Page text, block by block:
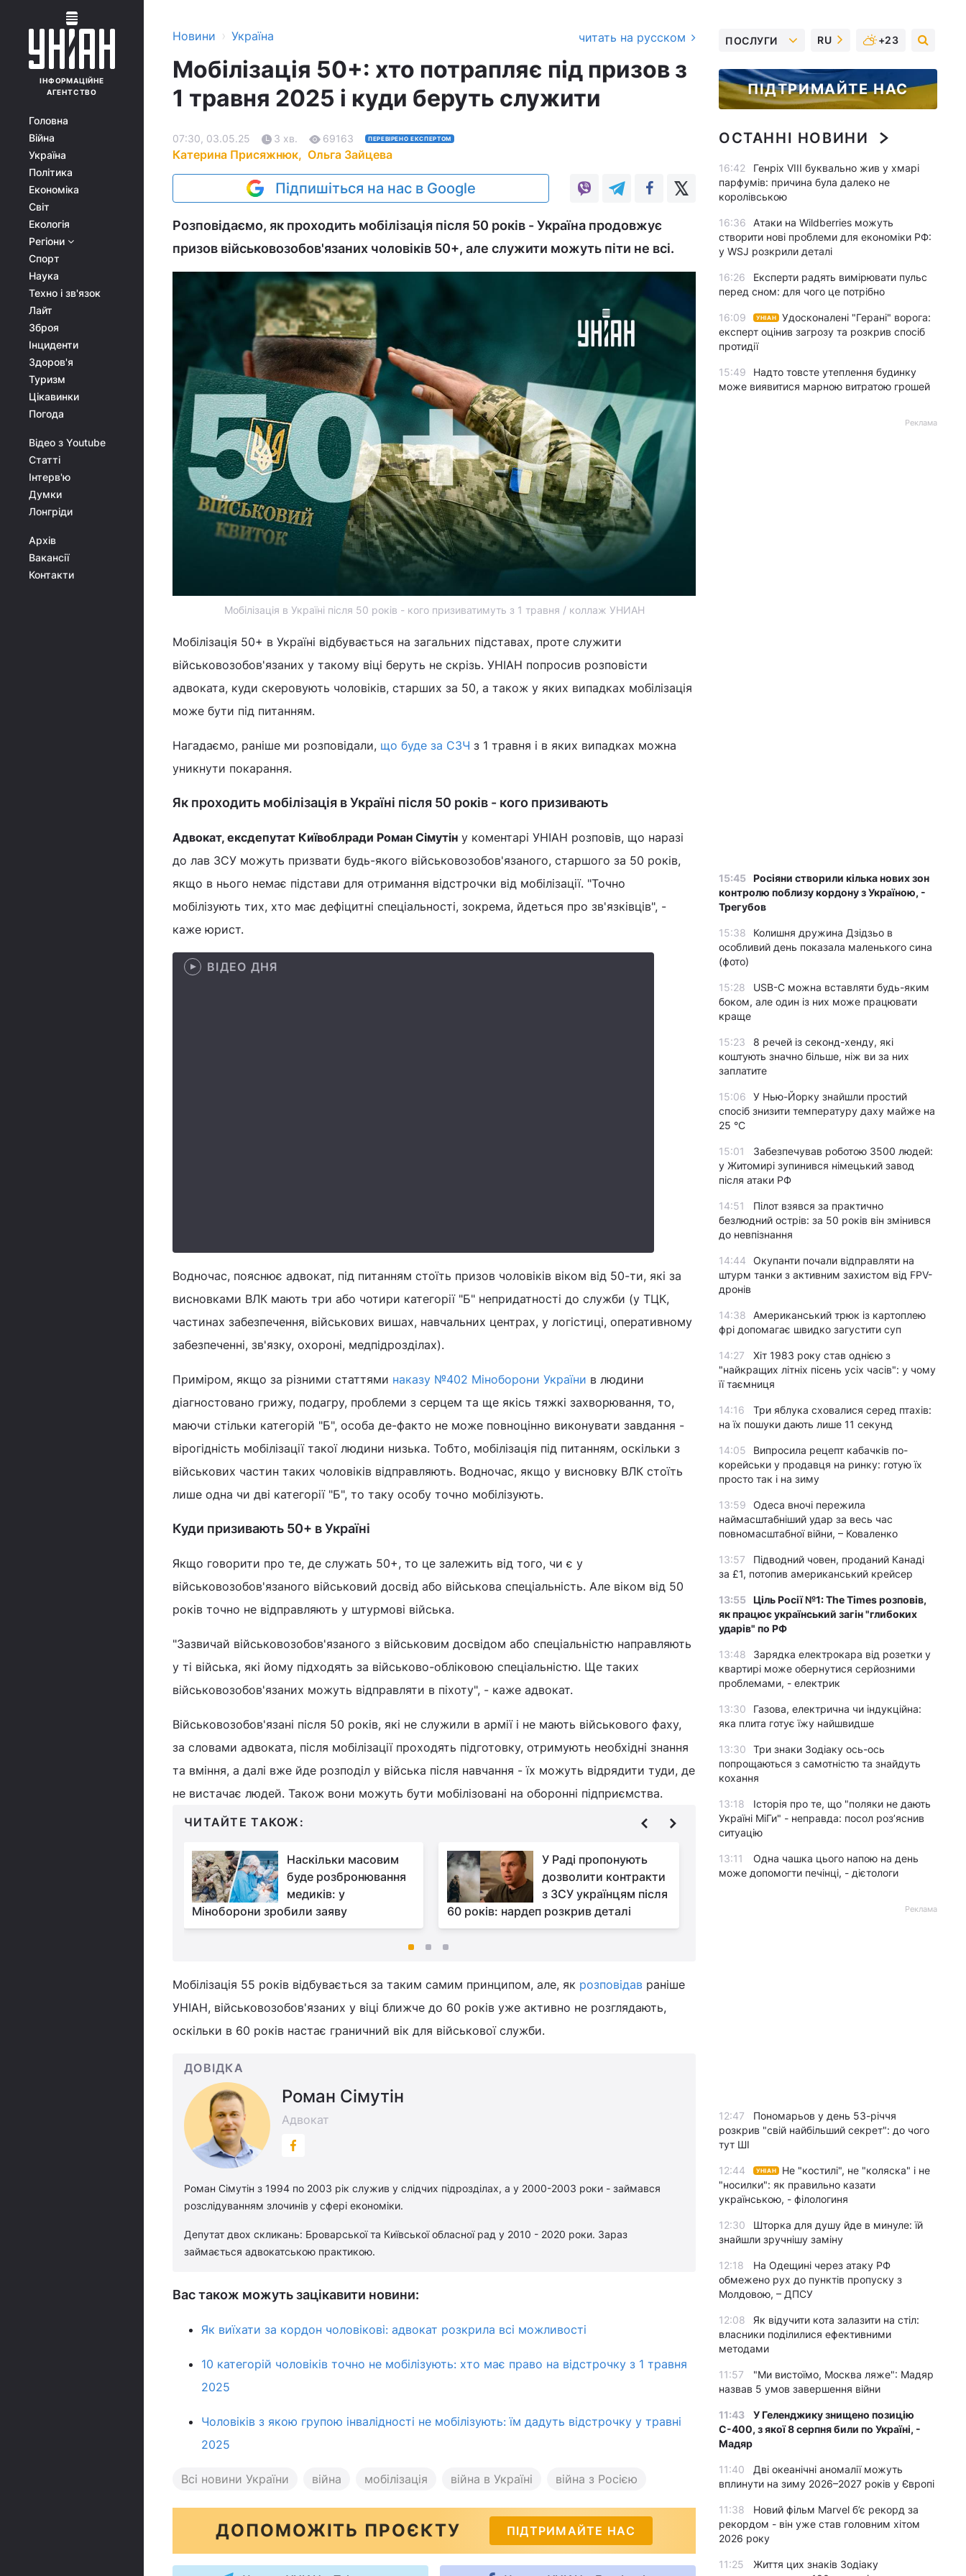
ІНФОРМАЦІЙНЕ
АГЕНТСТВО
Головна
Війна
Україна
Політика
Економіка
Світ
Екологія
Регіони
Спорт
Наука
Техно і зв'язок
Лайт
Зброя
Інциденти
Здоров'я
Туризм
Цікавинки
Погода
Відео з Youtube
Статті
Інтерв'ю
Думки
Лонгріди
Архів
Вакансії
Контакти
Новини › Україна читать на русском
Мобілізація 50+: хто потрапляє під призов з
1 травня 2025 і куди беруть служити
Катерина Присяжнюк, Ольга Зайцева
07:30, 03.05.25 3 хв. 69163 ПЕРЕВІРЕНО ЕКСПЕРТОМ
Підпишіться на нас в Google
Розповідаємо, як проходить мобілізація після 50 років - Україна продовжує
призов військовозобов'язаних чоловіків 50+, але служити можуть піти не всі.
Мобілізація в Україні після 50 років - кого призиватимуть з 1 травня / коллаж УНИАН
Мобілізація 50+ в Україні відбувається на загальних підставах, проте служити
військовозобов'язаних у такому віці беруть не скрізь. УНІАН попросив розповісти
адвоката, куди скеровують чоловіків, старших за 50, а також у яких випадках мобілізація
може бути під питанням.
Нагадаємо, раніше ми розповідали, що буде за СЗЧ з 1 травня і в яких випадках можна
уникнути покарання.
Як проходить мобілізація в Україні після 50 років - кого призивають
Адвокат, ексдепутат Київоблради Роман Сімутін у коментарі УНІАН розповів, що наразі
до лав ЗСУ можуть призвати будь-якого військовозобов'язаного, старшого за 50 років,
якщо в нього немає підстави для отримання відстрочки від мобілізації. "Точно
мобілізують тих, хто має дефіцитні спеціальності, зокрема, йдеться про зв'язківців", -
каже юрист.
ВІДЕО ДНЯ
Водночас, пояснює адвокат, під питанням стоїть призов чоловіків віком від 50-ти, які за
висновками ВЛК мають три або чотири категорії "Б" непридатності до служби (у ТЦК,
частинах забезпечення, військових вишах, навчальних центрах, у логістиці, оперативному
забезпеченні, зв'язку, охороні, медпідрозділах).
Приміром, якщо за різними статтями наказу №402 Міноборони України в людини
діагностовано грижу, подагру, проблеми з серцем та ще якісь тяжкі захворювання, то,
маючи стільки категорій "Б", особа де-факто не може повноцінно виконувати завдання -
вірогідність мобілізації такої людини низька. Тобто, мобілізація під питанням, оскільки з
військових частин таких чоловіків відправляють. Водночас, якщо у висновку ВЛК стоїть
лише одна чи дві категорії "Б", то таку особу точно мобілізують.
Куди призивають 50+ в Україні
Якщо говорити про те, де служать 50+, то це залежить від того, чи є у
військовозобов'язаного військовий досвід або військова спеціальність. Але віком від 50
років точно не відправляють у штурмові війська.
"Зазвичай військовозобов'язаного з військовим досвідом або спеціальністю направляють
у ті війська, які йому підходять за військово-обліковою спеціальністю. Ще таких
військовозобов'язаних можуть відправляти в піхоту", - каже адвокат.
Військовозобов'язані після 50 років, які не служили в армії і не мають військового фаху,
за словами адвоката, після мобілізації проходять підготовку, отримують необхідні знання
та вміння, а далі вже йде розподіл у війська після навчання - їх можуть відрядити туди, де
не вистачає людей. Також вони можуть бути мобілізовані на оборонні підприємства.
ЧИТАЙТЕ ТАКОЖ:
Наскільки масовим
буде розбронювання
медиків: у
Міноборони зробили заяву
У Раді пропонують
дозволити контракти
з ЗСУ українцям після
60 років: нардеп розкрив деталі
В Україні продовжили
термін добровільного
Мобілізація 55 років відбувається за таким самим принципом, але, як розповідав раніше
УНІАН, військовозобов'язаних у віці ближче до 60 років уже активно не розглядають,
оскільки в 60 років настає граничний вік для військової служби.
ДОВІДКА
Роман Сімутін
Адвокат
Роман Сімутін з 1994 по 2003 рік служив у слідчих підрозділах, а у 2000-2003 роки - займався
розслідуванням злочинів у сфері економіки.
Депутат двох скликань: Броварської та Київської обласної рад у 2010 - 2020 роки. Зараз
займається адвокатською практикою.
Вас також можуть зацікавити новини:
Як виїхати за кордон чоловікові: адвокат розкрила всі можливості
10 категорій чоловіків точно не мобілізують: хто має право на відстрочку з 1 травня
2025
Чоловіків з якою групою інвалідності не мобілізують: їм дадуть відстрочку у травні
2025
Всі новини України війна мобілізація війна в Україні війна з Росією
ДОПОМОЖІТЬ ПРОЄКТУ ПІДТРИМАЙТЕ НАС
ПОСЛУГИ RU +23
ПІДТРИМАЙТЕ НАС
ОСТАННІ НОВИНИ
16:42
Генріх VIII буквально жив у хмарі
парфумів: причина була далеко не
королівською
16:36
Атаки на Wildberries можуть
створити нові проблеми для економіки РФ:
у WSJ розкрили деталі
16:26
Експерти радять вимірювати пульс
перед сном: для чого це потрібно
16:09 УНІАН
Удосконалені "Герані" ворога:
експерт оцінив загрозу та розкрив спосіб
протидії
15:49
Надто товсте утеплення будинку
може виявитися марною витратою грошей
Реклама
15:45 Росіяни створили кілька нових зон
контролю поблизу кордону з Україною, -
Трегубов
15:38
Колишня дружина Дзідзьо в
особливий день показала маленького сина
(фото)
15:28
USB-C можна вставляти будь-яким
боком, але один із них може працювати
краще
15:23
8 речей із секонд-хенду, які
коштують значно більше, ніж ви за них
заплатите
15:06
У Нью-Йорку знайшли простий
спосіб знизити температуру даху майже на
25 °C
15:01
Забезпечував роботою 3500 людей:
у Житомирі зупинився німецький завод
після атаки РФ
14:51
Пілот взявся за практично
безлюдний острів: за 50 років він змінився
до невпізнання
14:44
Окупанти почали відправляти на
штурм танки з активним захистом від FPV-
дронів
14:38
Американський трюк із картоплею
фрі допомагає швидко загустити суп
14:27
Хіт 1983 року став однією з
"найкращих літніх пісень усіх часів": у чому
її таємниця
14:16
Три яблука сховалися серед птахів:
на їх пошуки дають лише 11 секунд
14:05
Випросила рецепт кабачків по-
корейськи у продавця на ринку: готую їх
просто так і на зиму
13:59
Одеса вночі пережила
наймасштабніший удар за весь час
повномасштабної війни, – Коваленко
13:57
Підводний човен, проданий Канаді
за £1, потопив американський крейсер
13:55 Ціль Росії №1: The Times розповів,
як працює український загін "глибоких
ударів" по РФ
13:48
Зарядка електрокара від розетки у
квартирі може обернутися серйозними
проблемами, - електрик
13:30
Газова, електрична чи індукційна:
яка плита готує їжу найшвидше
13:30
Три знаки Зодіаку ось-ось
попрощаються з самотністю та знайдуть
кохання
13:18
Історія про те, що "поляки не дають
Україні МіГи" - неправда: посол роз’яснив
ситуацію
13:11
Одна чашка цього напою на день
може допомогти печінці, - дієтологи
Реклама
12:47
Пономарьов у день 53-річчя
розкрив "свій найбільший секрет": до чого
тут ШІ
12:44 УНІАН
Не "костилі", не "коляска" і не
"носилки": як правильно казати
українською, - філологиня
12:30
Шторка для душу йде в минуле: їй
знайшли зручнішу заміну
12:18
На Одещині через атаку РФ
обмежено рух до пунктів пропуску з
Молдовою, – ДПСУ
12:08
Як відучити кота залазити на стіл:
власники поділилися ефективними
методами
11:57
"Ми вистоїмо, Москва ляже": Мадяр
назвав 5 умов завершення війни
11:43
У Геленджику знищено позицію
С-400, з якої 8 серпня били по Україні, -
Мадяр
11:40
Дві океанічні аномалії можуть
вплинути на зиму 2026–2027 років у Європі
11:38
Новий фільм Marvel б’є рекорд за
рекордом - він уже став головним хітом
2026 року
11:25
Життя цих знаків Зодіаку